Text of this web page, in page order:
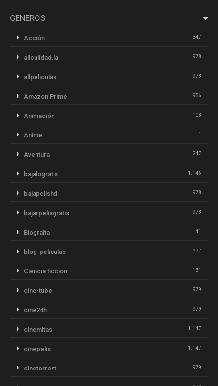
GÉNEROS
Acción 347
allcalidad.la 978
allpeliculas 978
Amazon Prime 956
Animación 108
Anime 1
Aventura 247
bajalogratis 1.146
bajapelishd 978
bajarpelisgratis 978
Biografia 41
blog-peliculas 977
Ciencia ficción 131
cine-tube 979
cine24h 979
cinemitas 1.147
cinepelis 1.147
cinetorrent 979